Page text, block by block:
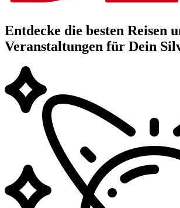
Entdecke die besten Reisen
Veranstaltungen für Dein